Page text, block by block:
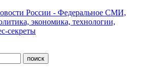
России - Федеральное СМИ,
экономика, технологии,
секреты